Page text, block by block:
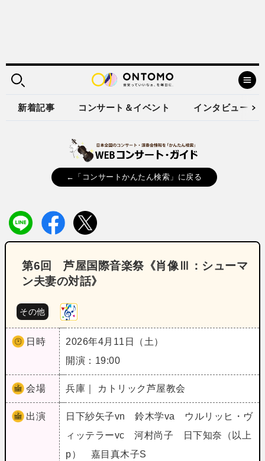
新着記事 コンサート＆イベント インタビュー
←「コンサートかんたん検索」に戻る
第6回 芦屋国際音楽祭《肖像Ⅲ：シューマ
ン夫妻の対話》
その他
日時
2026年4月11日（土）
開演：19:00
会場 兵庫｜ カトリック芦屋教会
出演
日下紗矢子vn 鈴木学va ウルリッヒ・ヴ
ィッテラーvc 河村尚子 日下知奈（以上
p） 嘉目真木子S